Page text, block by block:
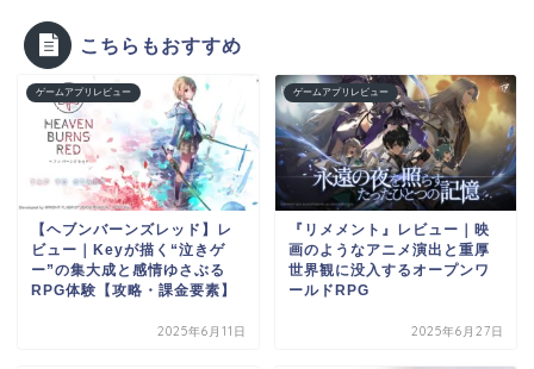
こちらもおすすめ
ゲームアプリレビュー
【ヘブンバーンズレッド】レ
ビュー｜Keyが描く“泣きゲ
ー”の集大成と感情ゆさぶる
RPG体験【攻略・課金要素】
2025年6月11日
ゲームアプリレビュー
『リメメント』レビュー｜映
画のようなアニメ演出と重厚
世界観に没入するオープンワ
ールドRPG
2025年6月27日